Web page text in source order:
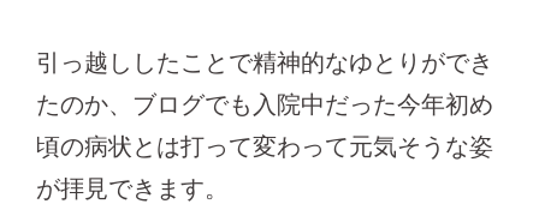
引っ越ししたことで精神的なゆとりができ
たのか、ブログでも入院中だった今年初め
頃の病状とは打って変わって元気そうな姿
が拝見できます。